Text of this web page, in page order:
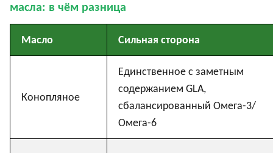
масла: в чём разница
Масло Сильная сторона
Конопляное
Единственное с заметным
содержанием GLA,
сбалансированный Омега-3/
Омега-6